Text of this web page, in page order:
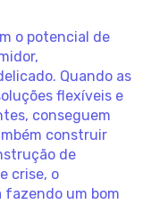
o potencial de
Quando as
flexíveis e
conseguem
construir
de
crise, o
fazendo um bom